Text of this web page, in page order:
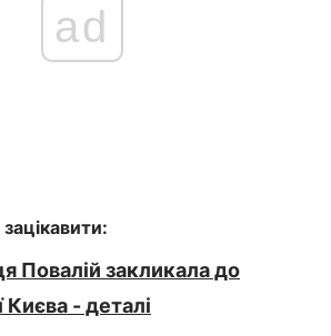
ad
Повалій закликала до
Києва - деталі